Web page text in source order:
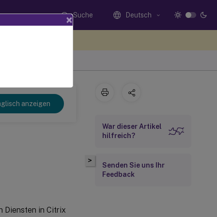
Suche Deutsch
anzeigen
Diensten in Citrix
>
War dieser Artikel
hilfreich?
Senden Sie uns Ihr
Feedback
×